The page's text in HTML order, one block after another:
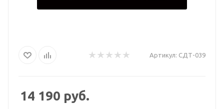
Артикул: СДТ-039
14 190 руб.